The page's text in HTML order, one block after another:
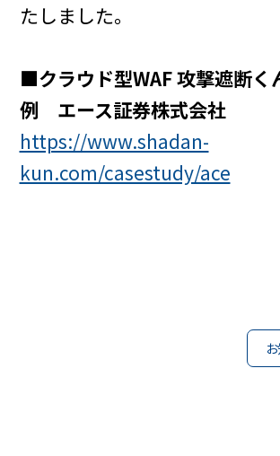
たしました。
■クラウド型WAF 攻撃遮断く
例 エース証券株式会社
https://www.shadan-
kun.com/casestudy/ace